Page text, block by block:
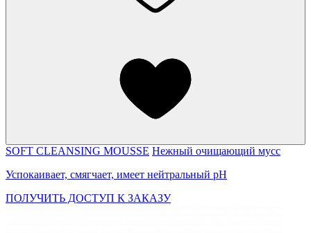
SOFT CLEANSING MOUSSE Нежный очищающий мусс
Успокаивает, смягчает, имеет нейтральный pH
ПОЛУЧИТЬ ДОСТУП К ЗАКАЗУ